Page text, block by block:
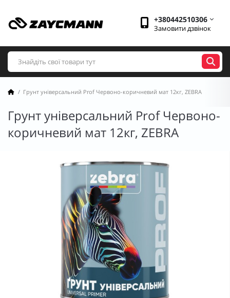
+380442510306
Замовити дзвінок
Грунт універсальний Prof Червоно-коричневий мат 12кг, ZEBRA
Грунт універсальний Prof Червоно-
коричневий мат 12кг, ZEBRA